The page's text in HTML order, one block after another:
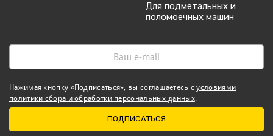
Для подметальных и
поломоечных машин
Нажимая кнопку «Подписаться», вы соглашаетесь сусловиями
политики сбора и обработки персональных данных.
ПОДПИСАТЬСЯ